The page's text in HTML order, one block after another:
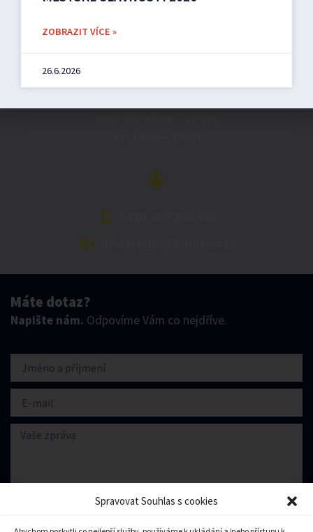
Spravovat Souhlas s cookies
Město Pilníkov
Máte dotaz?
Napište nám. Odpovíme Vám co nejdříve.
ZOBRAZIT VÍCE »
26.6.2026